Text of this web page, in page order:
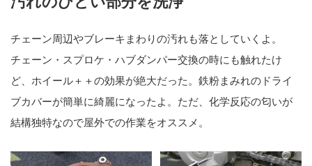
チェーン周辺やブレーキまわりの汚れも落としていくよ。
チェーン・スプロケ・ハブダンパー交換の時にも触れたけ
ど、ホイール＋＋の効果が絶大だった。鉄粉まみれのドライ
ブカバーが簡単に綺麗になったよ。ただ、化学反応の匂いが
結構独特なので屋外での作業をオススメ。